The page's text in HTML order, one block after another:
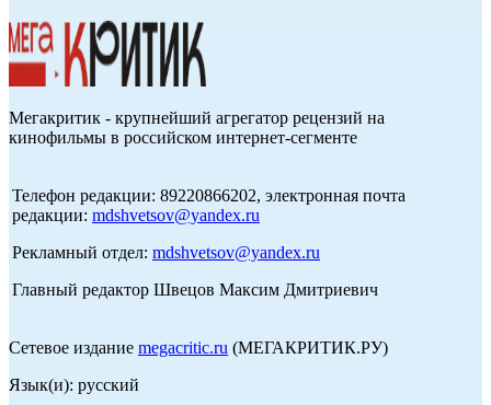
Мегакритик - крупнейший агрегатор рецензий на
кинофильмы в российском интернет-сегменте
Телефон редакции: 89220866202, электронная почта
редакции: mdshvetsov@yandex.ru
Рекламный отдел: mdshvetsov@yandex.ru
Главный редактор Швецов Максим Дмитриевич
Сетевое издание megacritic.ru (МЕГАКРИТИК.РУ)
Язык(и): русский